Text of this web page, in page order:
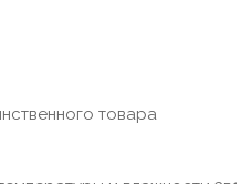
товара